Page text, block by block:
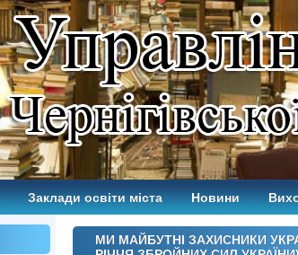
Заклади освіти міста Новини
МИ МАЙБУТНІ ЗАХИСНИКИ